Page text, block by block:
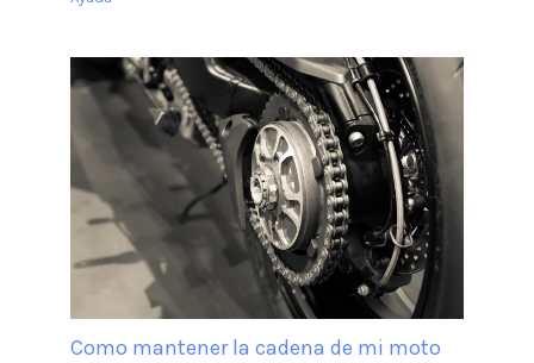
Como mantener la cadena de mi moto